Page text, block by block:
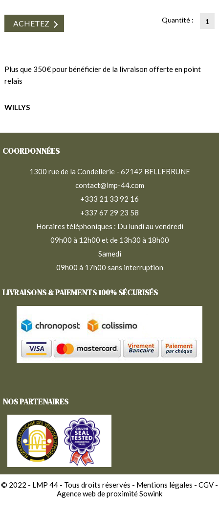
Quantité :
ACHETEZ
Plus que 350€ pour bénéficier de la livraison offerte en point
relais
WILLYS
COORDONNÉES
1300 rue de la Condellerie - 62142 BELLEBRUNE
contact@lmp-44.com
+333 21 33 92 16
+337 67 29 23 58
Horaires téléphoniques : Du lundi au vendredi
09h00 à 12h00 et de 13h30 à 18h00
Samedi
09h00 à 17h00 sans interruption
LIVRAISONS & PAIEMENTS 100% SÉCURISÉS
NOS PARTENAIRES
© 2022 - LMP 44 - Tous droits réservés - Mentions légales - CGV -
Agence web de proximité Sowink